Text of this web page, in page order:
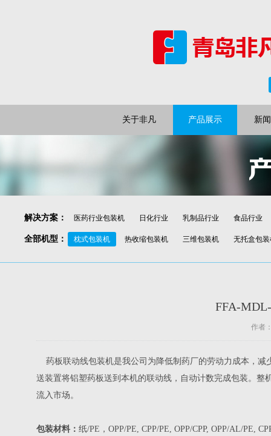
关于非凡 产品展示 新
解决方案 ： 医药行业包装机 日化行业 乳制品行业 食品行业
全部机型 ： 枕式包装机 热收缩包装机 三维包装机 无托盒包
FFA-
作者
药板联动线包装机是我公司为降低制药厂的劳动力成本，减
送装置将铝塑药板送到本机的联动线，自动计数完成包装。
流入市场。
包装材料： 纸/PE，OPP/PE, CPP/PE, OPP/CPP, OPP/AL/PE,